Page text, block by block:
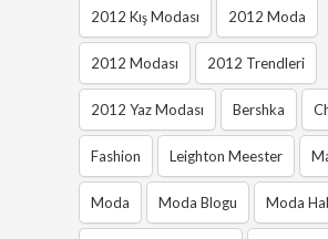
2012 Kış Modası 2012 Moda
2012 Modası 2012 Trendleri
2012 Yaz Modası Bershka
Fashion Leighton Meester
Moda Moda Blogu Moda